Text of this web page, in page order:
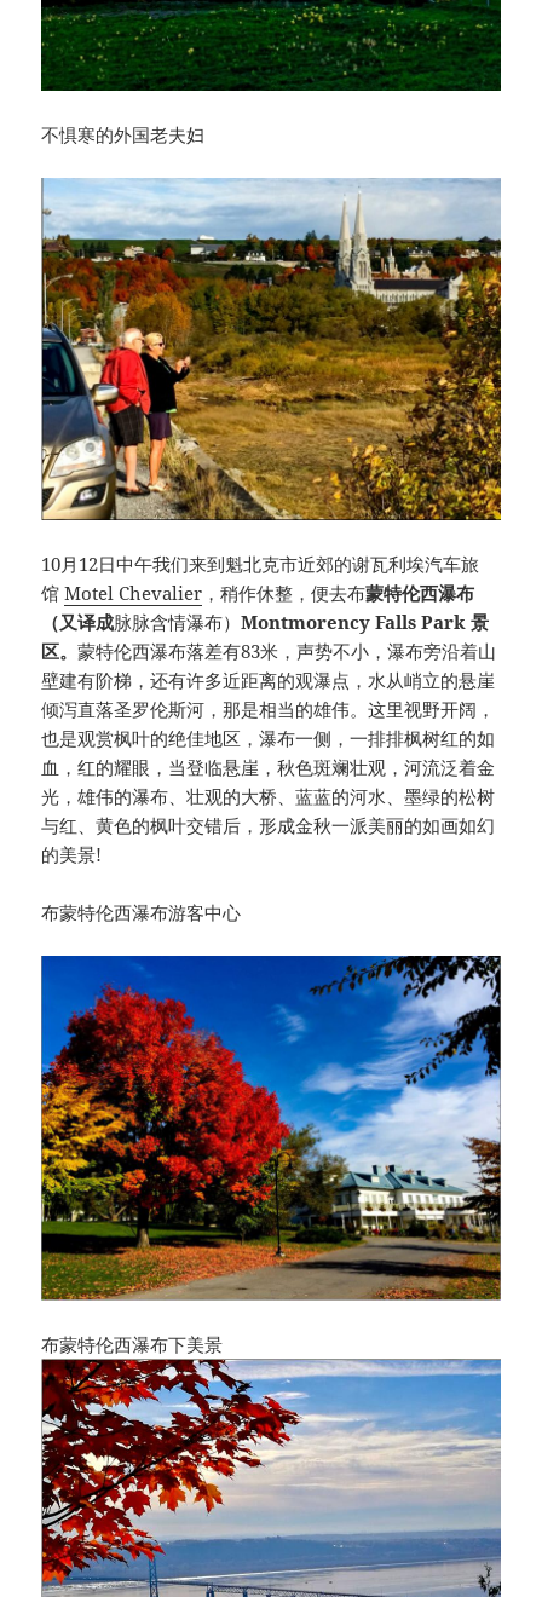
不惧寒的外国老夫妇
10月12日中午我们来到魁北克市近郊的谢瓦利埃汽车旅
馆Motel Chevalier ，稍作休整，便去布蒙特伦西瀑布
（又译成脉脉含情瀑布）Montmorency Falls Park景
区。蒙特伦西瀑布落差有83米，声势不小，瀑布旁沿着山
壁建有阶梯，还有许多近距离的观瀑点，水从峭立的悬崖
倾泻直落圣罗伦斯河，那是相当的雄伟。这里视野开阔，
也是观赏枫叶的绝佳地区，瀑布一侧，一排排枫树红的如
血，红的耀眼，当登临悬崖，秋色斑斓壮观，河流泛着金
光，雄伟的瀑布、壮观的大桥、蓝蓝的河水、墨绿的松树
与红、黄色的枫叶交错后，形成金秋一派美丽的如画如幻
的美景!
布蒙特伦西瀑布游客中心
布蒙特伦西瀑布下美景